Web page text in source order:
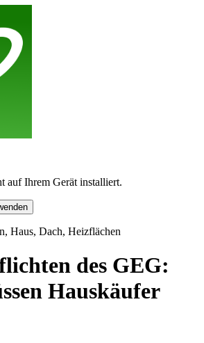
auf Ihrem Gerät installiert.
Haus, Dach, Heizflächen
des GEG:
Hauskäufer